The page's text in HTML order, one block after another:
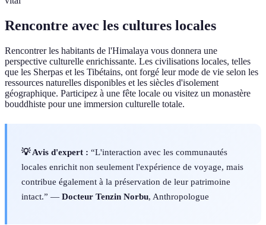
Rencontre avec les cultures locales
Rencontrer les habitants de l'Himalaya vous donnera une
perspective culturelle enrichissante. Les civilisations locales, telles
que les Sherpas et les Tibétains, ont forgé leur mode de vie selon les
ressources naturelles disponibles et les siècles d'isolement
géographique. Participez à une fête locale ou visitez un monastère
bouddhiste pour une immersion culturelle totale.
💡 Avis d'expert : “L'interaction avec les communautés
locales enrichit non seulement l'expérience de voyage, mais
contribue également à la préservation de leur patrimoine
intact.” — Docteur Tenzin Norbu, Anthropologue